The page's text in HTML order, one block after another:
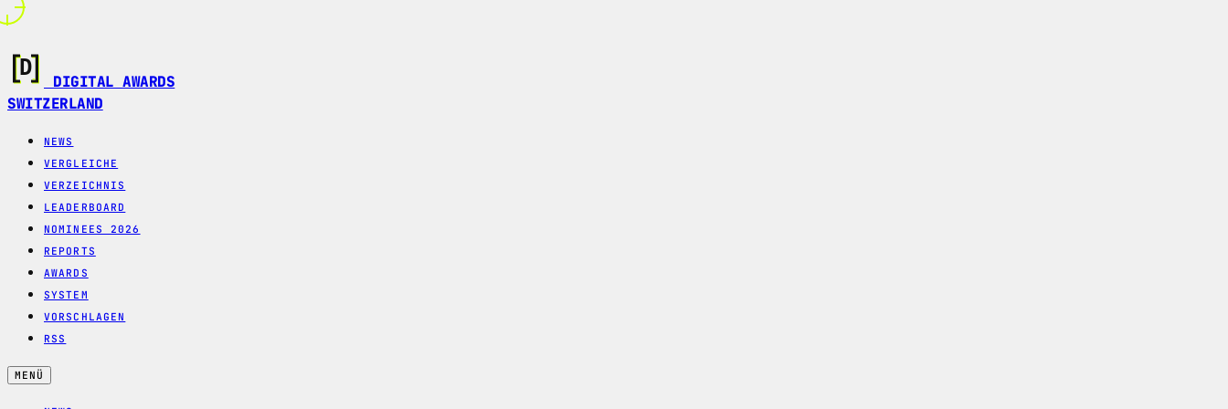
DIGITAL AWARDS
SWITZERLAND
NEWS
VERGLEICHE
VERZEICHNIS
LEADERBOARD
NOMINEES 2026
REPORTS
AWARDS
SYSTEM
VORSCHLAGEN
RSS
MENÜ